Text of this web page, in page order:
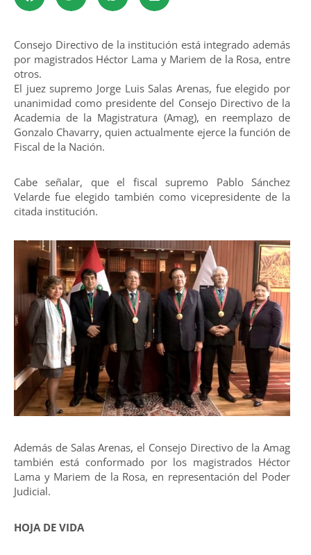
Consejo Directivo de la institución está integrado además
por magistrados Héctor Lama y Mariem de la Rosa, entre
otros.
El juez supremo Jorge Luis Salas Arenas, fue elegido por
unanimidad como presidente del Consejo Directivo de la
Academia de la Magistratura (Amag), en reemplazo de
Gonzalo Chavarry, quien actualmente ejerce la función de
Fiscal de la Nación.
Cabe señalar, que el fiscal supremo Pablo Sánchez
Velarde fue elegido también como vicepresidente de la
citada institución.
Además de Salas Arenas, el Consejo Directivo de la Amag
también está conformado por los magistrados Héctor
Lama y Mariem de la Rosa, en representación del Poder
Judicial.
HOJA DE VIDA